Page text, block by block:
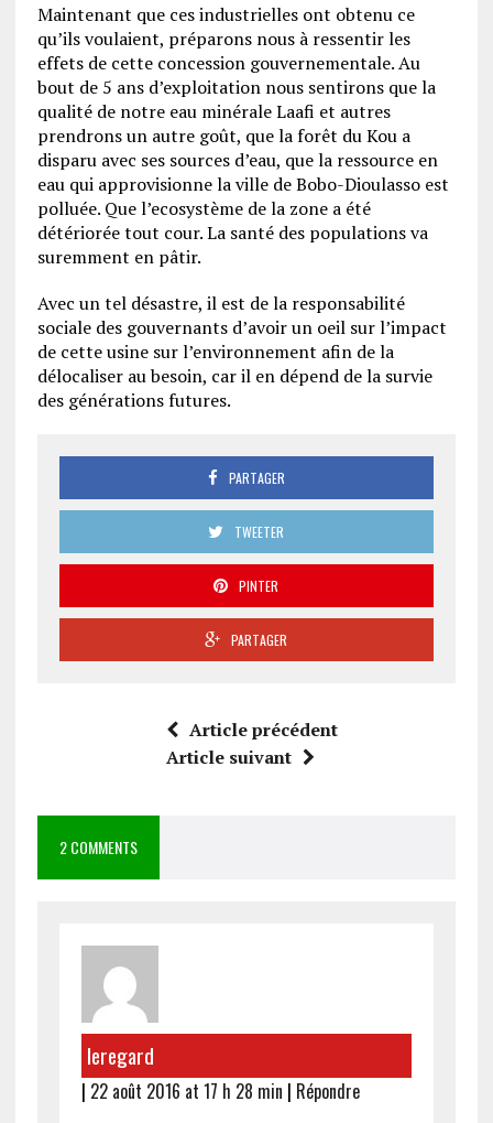
Maintenant que ces industrielles ont obtenu ce
qu’ils voulaient, préparons nous à ressentir les
effets de cette concession gouvernementale. Au
bout de 5 ans d’exploitation nous sentirons que la
qualité de notre eau minérale Laafi et autres
prendrons un autre goût, que la forêt du Kou a
disparu avec ses sources d’eau, que la ressource en
eau qui approvisionne la ville de Bobo-Dioulasso est
polluée. Que l’ecosystème de la zone a été
détériorée tout cour. La santé des populations va
suremment en pâtir.
Avec un tel désastre, il est de la responsabilité
sociale des gouvernants d’avoir un oeil sur l’impact
de cette usine sur l’environnement afin de la
délocaliser au besoin, car il en dépend de la survie
des générations futures.
PARTAGER
TWEETER
PINTER
PARTAGER
Article précédent
Article suivant
2 COMMENTS
leregard
| 22 août 2016 at 17 h 28 min | Répondre